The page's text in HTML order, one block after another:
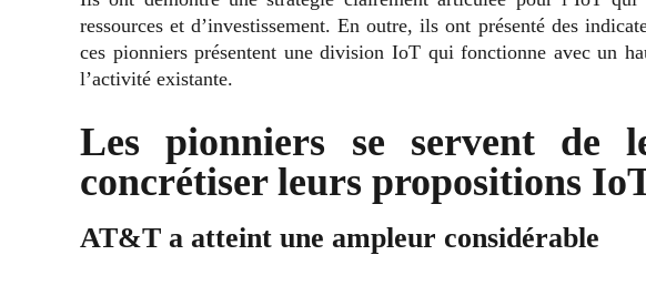
ressources et d’investissement. En outre, ils ont présenté des
ces pionniers présentent une division IoT qui fonctionne avec un
l’activité existante.
Les pionniers se servent de
concrétiser leurs propositions
AT&T a atteint une ampleur considérable